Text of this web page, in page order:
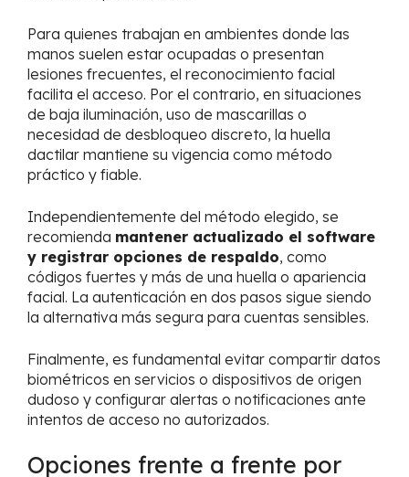
Para quienes trabajan en ambientes donde las
manos suelen estar ocupadas o presentan
lesiones frecuentes, el reconocimiento facial
facilita el acceso. Por el contrario, en situaciones
de baja iluminación, uso de mascarillas o
necesidad de desbloqueo discreto, la huella
dactilar mantiene su vigencia como método
práctico y fiable.
Independientemente del método elegido, se
recomienda mantener actualizado el software
y registrar opciones de respaldo, como
códigos fuertes y más de una huella o apariencia
facial. La autenticación en dos pasos sigue siendo
la alternativa más segura para cuentas sensibles.
Finalmente, es fundamental evitar compartir datos
biométricos en servicios o dispositivos de origen
dudoso y configurar alertas o notificaciones ante
intentos de acceso no autorizados.
Opciones frente a frente por